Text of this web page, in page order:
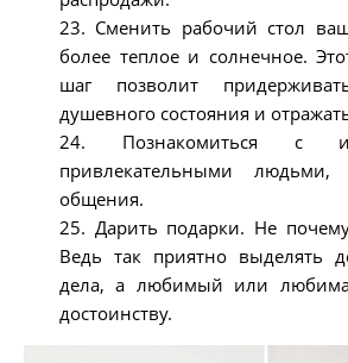
23. Сменить рабочий стол
более теплое и солнечное.
шаг позволит
душевного состояния и
24. Познакомиться с
привлекательными людьми,
общения.
25. Дарить подарки. Не
Ведь так приятно выделять
дела, а любимый или
достоинству.